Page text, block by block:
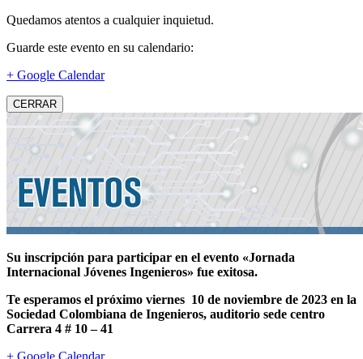
Quedamos atentos a cualquier inquietud.
Guarde este evento en su calendario:
+ Google Calendar
CERRAR
Su inscripción para participar en el evento «Jornada
Internacional Jóvenes Ingenieros» fue exitosa.
Te esperamos el próximo viernes 10 de noviembre de 2023 en la
Sociedad Colombiana de Ingenieros, auditorio sede centro
Carrera 4 # 10 – 41
+ Google Calendar